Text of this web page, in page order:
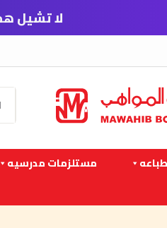
لا تشيل هم…
مستلزمات مدرسيه